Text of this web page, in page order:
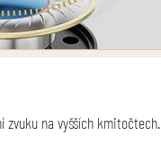
zvuku na vyšších kmitočtech.